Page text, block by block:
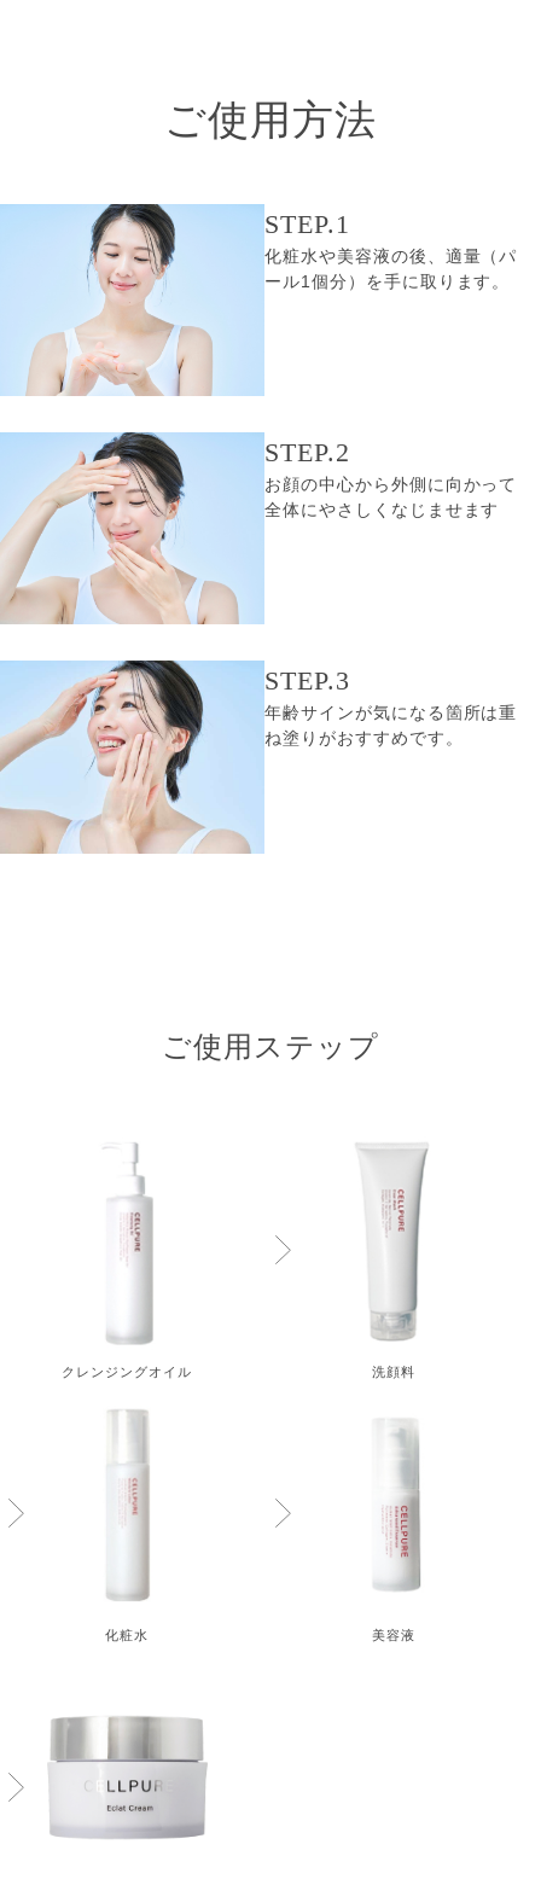
ご使用方法
STEP.1
化粧水や美容液の後、適量（パ
ール1個分）を手に取ります。
STEP.2
お顔の中心から外側に向かって
全体にやさしくなじませます
STEP.3
年齢サインが気になる箇所は重
ね塗りがおすすめです。
ご使用ステップ
クレンジングオイル 洗顔料
化粧水 美容液